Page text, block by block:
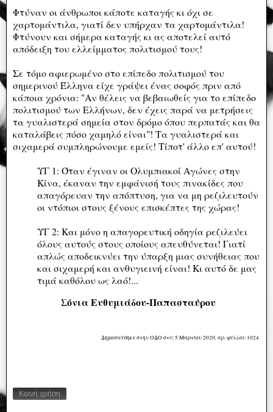
Φτύναν οι άνθρωποι κάποτε καταγής κι όχι σε
χαρτομάντιλα, γιατί δεν υπήρχαν τα χαρτομάντιλα!
Φτύνουν και σήμερα καταγής κι ας αποτελεί αυτό
απόδειξη του ελλείμματος πολιτισμού τους!
Σε τόμο αφιερωμένο στο επίπεδο πολιτισμού του
σημερινού Έλληνα είχε γράψει ένας σοφός πριν από
κάποια χρόνια: "Αν θέλεις να βεβαιωθείς για το επίπεδο
πολιτισμού των Ελλήνων, δεν έχεις παρά να μετρήσεις
τα γυαλιστερά σημεία στον δρόμο όπου περπατάς και θα
καταλάβεις πόσο χαμηλό είναι"! Τα γυαλιστερά και
σιχαμερά συμπληρώνουμε εμείς! Τίποτ' άλλο επ' αυτού!
ΥΓ 1: Όταν έγιναν οι Ολυμπιακοί Αγώνες στην
Κίνα, έκαναν την εμφάνισή τους πινακίδες που
απαγόρευαν την απόπτυση, για να μη ρεζιλευτούν
οι ντόπιοι στους ξένους επισκέπτες της χώρας!
ΥΓ 2: Και μόνο η απαγορευτική οδηγία ρεζιλεύει
όλους αυτούς στους οποίους απευθύνεται! Γιατί
απλώς αποδεικνύει την ύπαρξη μιας συνήθειας που
και σιχαμερή και ανθυγιεινή είναι! Κι αυτό δε μας
τιμά καθόλου ως λαό!...
Σόνια Ευθυμιάδου-Παπασταύρου
Δημοσιεύθηκε στην ΟΔΟ στις 5 Μαρτίου 2020, αρ. φύλλου 1024.
Κοινή χρήση